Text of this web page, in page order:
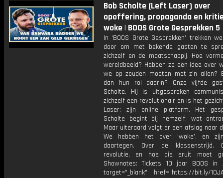
Bob Scholte (Left Laser) over
opoffering, propaganda en
woke | BOOS Grote Gesprekken 5
In ‘BOOS Grote Gesprekken’ trekken
door om met bekende gasten te
zichzelf en de maatschappij. Hoe
wereldbeeld? Hebben ze een idee over
we op zouden moeten met z’n allen?
dan hun rol daarin? Onze vijfde
Scholte. Hij is uitgesproken
zichzelf een revolutionair en is het
Laser: zijn online platform. Het
Scholte begint bij hemzelf: wat
Maar uiteraard volgt er een afslag naar
We hebben het over ‘woke’, en
daartegen. Over de klassenstrijd.
revolutie, en hoe die eruit moet
Shownotes: Tickets 10 jaar BOOS in
target="_blank" href="https://bit.ly/